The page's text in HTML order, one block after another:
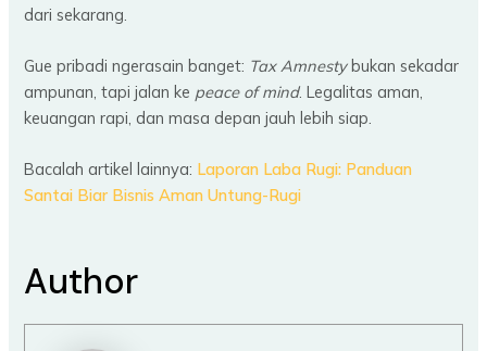
dari sekarang.
Gue pribadi ngerasain banget: Tax Amnestybukan sekadar
ampunan, tapi jalan ke peace of mind. Legalitas aman,
keuangan rapi, dan masa depan jauh lebih siap.
Bacalah artikel lainnya: Laporan Laba Rugi: Panduan
Santai Biar Bisnis Aman Untung-Rugi
Author